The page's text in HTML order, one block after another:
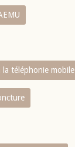
la téléphonie mobile